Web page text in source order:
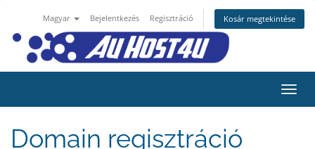
Magyar Bejelentkezés Regisztráció Kosár megtekintése
Domain regisztráció